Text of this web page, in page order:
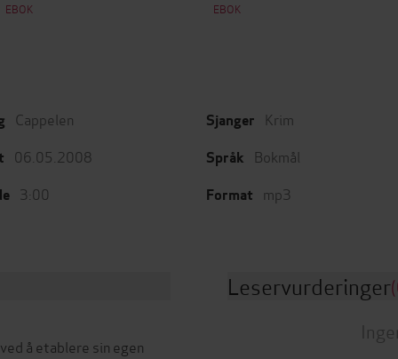
EBOK EBOK
Cappelen
06.05.2008
3:00
Sjanger Krim
Språk Bokmål
Format mp3
å etablere sin egen
Leservurderinger